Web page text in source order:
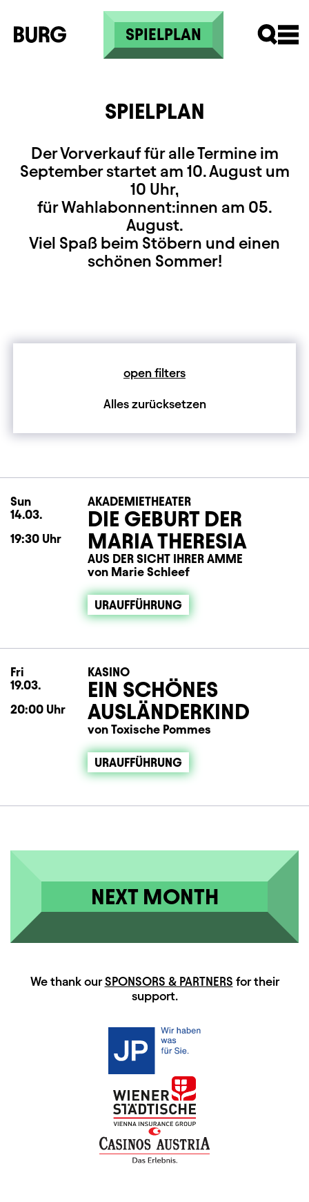
Skip to main content
SPIELPLAN
SPIELPLAN
Der Vorverkauf für alle Termine im
September startet am 10. August um
10 Uhr,
für Wahlabonnent:innen am 05.
August.
Viel Spaß beim Stöbern und einen
schönen Sommer!
open filters
Alles zurücksetzen
Sun
14.03.
19:30 Uhr
AKADEMIETHEATER
DIE GEBURT DER
MARIA THERESIA
AUS DER SICHT IHRER AMME
von Marie Schleef
URAUFFÜHRUNG
Fri
19.03.
20:00 Uhr
KASINO
EIN SCHÖNES
AUSLÄNDERKIND
von Toxische Pommes
URAUFFÜHRUNG
NEXT MONTH
HAUPTSPONSOREN
We thank ourSPONSORS & PARTNERS for their
support.